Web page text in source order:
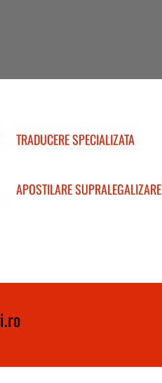
TRADUCERE SPECIALIZATA
APOSTILARE SUPRALEGALIZARE